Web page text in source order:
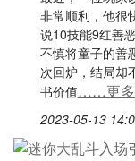
非常顺利，他很
说10技能9红善
不慎将童子的善
次回炉，结局却
书价值……更多
2023-05-13